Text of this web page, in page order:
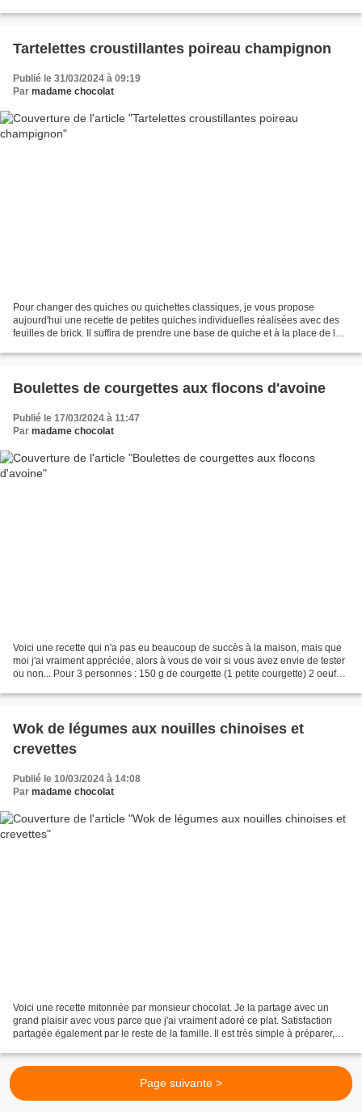
Tartelettes croustillantes poireau champignon
Publié le 31/03/2024 à 09:19
Par madame chocolat
Pour changer des quiches ou quichettes classiques, je vous propose
aujourd'hui une recette de petites quiches individuelles réalisées avec des
feuilles de brick. Il suffira de prendre une base de quiche et à la place de la
Boulettes de courgettes aux flocons d'avoine
Publié le 17/03/2024 à 11:47
Par madame chocolat
Voici une recette qui n'a pas eu beaucoup de succès à la maison, mais que
moi j'ai vraiment appréciée, alors à vous de voir si vous avez envie de tester
ou non... Pour 3 personnes : 150 g de courgette (1 petite courgette) 2 oeufs
Wok de légumes aux nouilles chinoises et
crevettes
Publié le 10/03/2024 à 14:08
Par madame chocolat
Voici une recette mitonnée par monsieur chocolat. Je la partage avec un
grand plaisir avec vous parce que j'ai vraiment adoré ce plat. Satisfaction
partagée également par le reste de la famille. Il est très simple à préparer,
Page suivante >